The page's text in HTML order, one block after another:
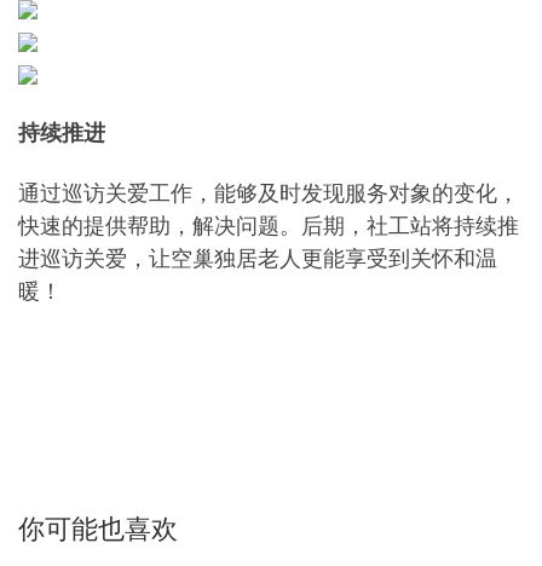
持续推进
通过巡访关爱工作，能够及时发现服务对象的变化，
快速的提供帮助，解决问题。后期，社工站将持续推
进巡访关爱，让空巢独居老人更能享受到关怀和温
暖！
你可能也喜欢